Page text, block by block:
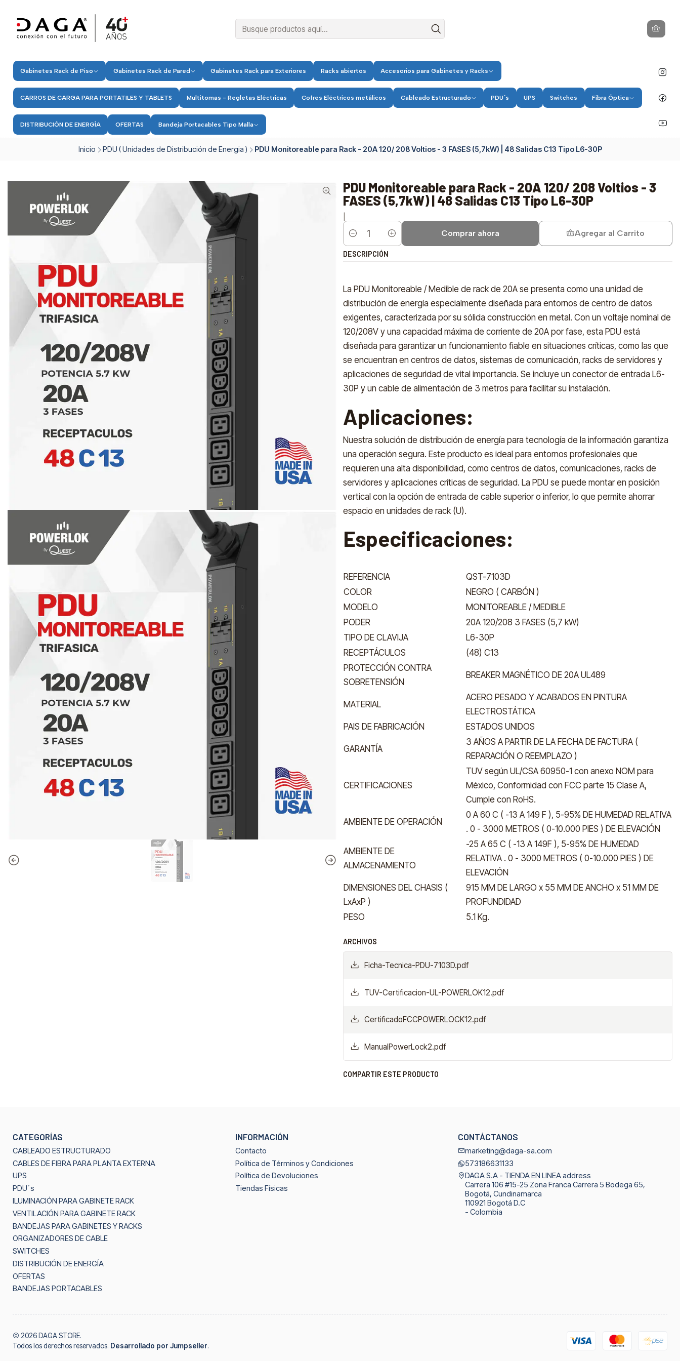
Gabinetes Rack de Piso Gabinetes Rack de Pared Gabinetes Rack para Exteriores Racks abiertos Accesorios para Gabinetes y Racks
CARROS DE CARGA PARA PORTATILES Y TABLETS Multitomas - Regletas Eléctricas Cofres Eléctricos metálicos Cableado Estructurado PDU´s UPS Switches Fibra Óptica
DISTRIBUCIÓN DE ENERGÍA OFERTAS Bandeja Portacables Tipo Malla
Inicio PDU ( Unidades de Distribución de Energia ) PDU Monitoreable para Rack - 20A 120/ 208 Voltios - 3 FASES (5,7kW) | 48 Salidas C13 Tipo L6-30P
PDU Monitoreable para Rack - 20A 120/ 208 Voltios - 3
FASES (5,7kW) | 48 Salidas C13 Tipo L6-30P
Cantidad
Agregar al Carrito
Comprar ahora
DESCRIPCIÓN
La PDU Monitoreable / Medible de rack de 20A se presenta como una unidad de
distribución de energía especialmente diseñada para entornos de centro de datos
exigentes, caracterizada por su sólida construcción en metal. Con un voltaje nominal de
120/208V y una capacidad máxima de corriente de 20A por fase, esta PDU está
diseñada para garantizar un funcionamiento fiable en situaciones críticas, como las que
se encuentran en centros de datos, sistemas de comunicación, racks de servidores y
aplicaciones de seguridad de vital importancia. Se incluye un conector de entrada L6-
30P y un cable de alimentación de 3 metros para facilitar su instalación.
Aplicaciones:
Nuestra solución de distribución de energía para tecnología de la información garantiza
una operación segura. Este producto es ideal para entornos profesionales que
requieren una alta disponibilidad, como centros de datos, comunicaciones, racks de
servidores y aplicaciones críticas de seguridad. La PDU se puede montar en posición
vertical con la opción de entrada de cable superior o inferior, lo que permite ahorrar
espacio en unidades de rack (U).
Especificaciones:
REFERENCIA
QST-7103D
COLOR
NEGRO ( CARBÓN )
MODELO
MONITOREABLE / MEDIBLE
PODER
20A 120/208 3 FASES (5,7 kW)
TIPO DE CLAVIJA
L6-30P
RECEPTÁCULOS
(48) C13
PROTECCIÓN CONTRA
SOBRETENSIÓN
BREAKER MAGNÉTICO DE 20A UL489
MATERIAL
ACERO PESADO Y ACABADOS EN PINTURA
ELECTROSTÁTICA
PAIS DE FABRICACIÓN
ESTADOS UNIDOS
GARANTÍA
3 AÑOS A PARTIR DE LA FECHA DE FACTURA (
REPARACIÓN O REEMPLAZO )
CERTIFICACIONES
TUV según UL/CSA 60950-1 con anexo NOM para
México, Conformidad con FCC parte 15 Clase A,
Cumple con RoHS.
AMBIENTE DE OPERACIÓN
0 A 60 C ( -13 A 149 F ), 5-95% DE HUMEDAD RELATIVA
. 0 - 3000 METROS ( 0-10.000 PIES ) DE ELEVACIÓN
AMBIENTE DE
ALMACENAMIENTO
-25 A 65 C ( -13 A 149F ), 5-95% DE HUMEDAD
RELATIVA . 0 - 3000 METROS ( 0-10.000 PIES ) DE
ELEVACIÓN
DIMENSIONES DEL CHASIS (
LxAxP )
915 MM DE LARGO x 55 MM DE ANCHO x 51 MM DE
PROFUNDIDAD
PESO
5.1 Kg.
ARCHIVOS
Ficha-Tecnica-PDU-7103D.pdf
TUV-Certificacion-UL-POWERLOK12.pdf
CertificadoFCCPOWERLOCK12.pdf
ManualPowerLock2.pdf
COMPARTIR ESTE PRODUCTO
CATEGORÍAS
CABLEADO ESTRUCTURADO
CABLES DE FIBRA PARA PLANTA EXTERNA
UPS
PDU´s
ILUMINACIÓN PARA GABINETE RACK
VENTILACIÓN PARA GABINETE RACK
BANDEJAS PARA GABINETES Y RACKS
ORGANIZADORES DE CABLE
SWITCHES
DISTRIBUCIÓN DE ENERGÍA
OFERTAS
BANDEJAS PORTACABLES
INFORMACIÓN
Contacto
Política de Términos y Condiciones
Política de Devoluciones
Tiendas Físicas
CONTÁCTANOS
marketing@daga-sa.com
573186631133
DAGA S.A - TIENDA EN LINEA address
Carrera 106 #15-25 Zona Franca Carrera 5 Bodega 65,
Bogotá, Cundinamarca
110921 Bogotá D.C
- Colombia
2026 DAGA STORE.
Todos los derechos reservados. Desarrollado por Jumpseller.